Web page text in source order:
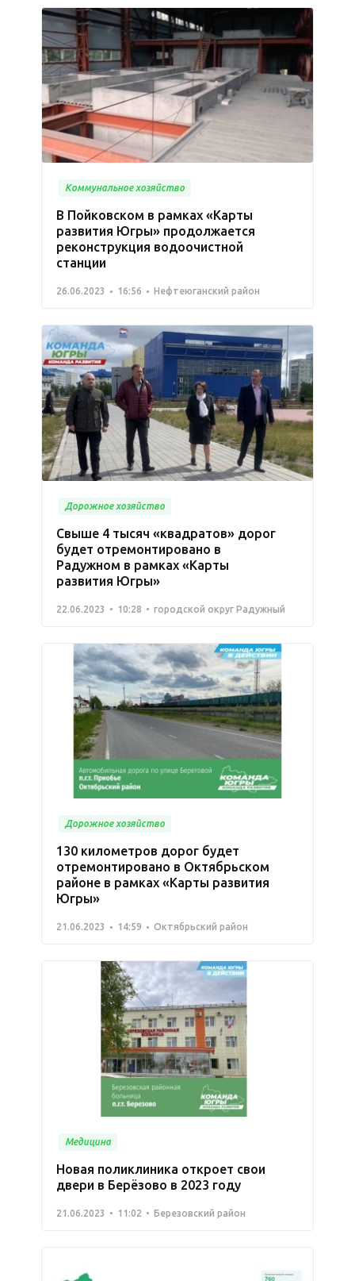
Коммунальное хозяйство
В Пойковском в рамках «Карты
развития Югры» продолжается
реконструкция водоочистной
станции
26.06.2023 16:56 Нефтеюганский район
Дорожное хозяйство
Свыше 4 тысяч «квадратов» дорог
будет отремонтировано в
Радужном в рамках «Карты
развития Югры»
22.06.2023 10:28 городской округ Радужный
Дорожное хозяйство
130 километров дорог будет
отремонтировано в Октябрьском
районе в рамках «Карты развития
Югры»
21.06.2023 14:59 Октябрьский район
Медицина
Новая поликлиника откроет свои
двери в Берёзово в 2023 году
21.06.2023 11:02 Березовский район